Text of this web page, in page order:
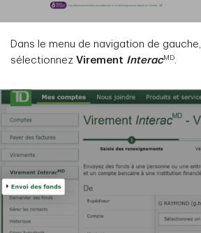
Dans le menu de navigation de gauche,
sélectionnez Virement InteracMD.